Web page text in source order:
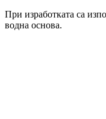
При изработката са
водна основа.